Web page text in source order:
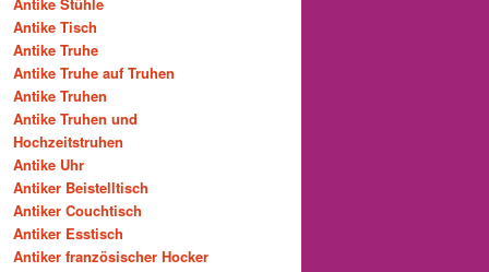
Antike Tisch
Antike Truhe
Antike Truhe auf Truhen
Antike Truhen
Antike Truhen und
Hochzeitstruhen
Antike Uhr
Antiker Beistelltisch
Antiker Couchtisch
Antiker Esstisch
Antiker französischer Hocker